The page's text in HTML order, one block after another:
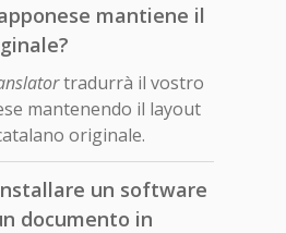
mantiene il
tradurrà il vostro
mantenendo il layout
originale.
un software
documento in